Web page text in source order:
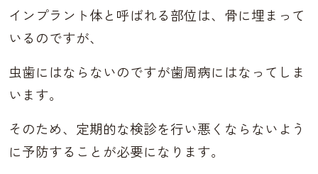
インプラント体と呼ばれる部位は、骨に埋まって
いるのですが、
虫歯にはならないのですが歯周病にはなってしま
います。
そのため、定期的な検診を行い悪くならないよう
に予防することが必要になります。